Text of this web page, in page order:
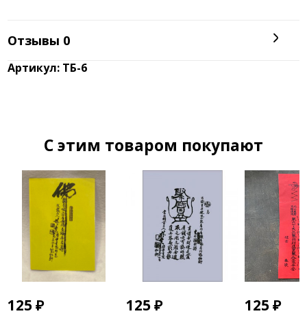
Отзывы 0
Артикул: ТБ-6
C этим товаром покупают
125₽ 125₽ 125₽